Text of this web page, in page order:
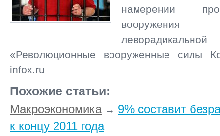
намерении
вооружения
«Революционные вооруженные силы
infox.ru
Похожие статьи:
Макроэкономика→ 9% составит
к концу 2011 года